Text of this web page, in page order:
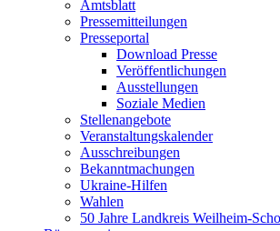
Amtsblatt
Pressemitteilungen
Presseportal
Download Presse
Veröffentlichungen
Ausstellungen
Soziale Medien
Stellenangebote
Veranstaltungskalender
Ausschreibungen
Bekanntmachungen
Ukraine-Hilfen
Wahlen
50 Jahre Landkreis Weilheim-